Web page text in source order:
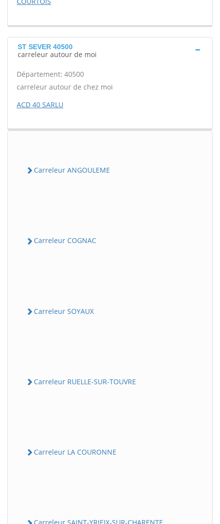
ST SEVER 40500
carreleur autour de moi
Département: 40500
carreleur autour de chez moi
ACD 40 SARLU
Carreleur ANGOULEME
Carreleur COGNAC
Carreleur SOYAUX
Carreleur RUELLE-SUR-TOUVRE
Carreleur LA COURONNE